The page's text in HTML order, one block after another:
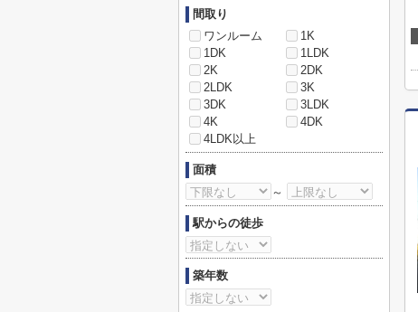
間取り
ワンルーム
1K
1DK
1LDK
2K
2DK
2LDK
3K
3DK
3LDK
4K
4DK
4LDK以上
面積
～
駅からの徒歩
築年数